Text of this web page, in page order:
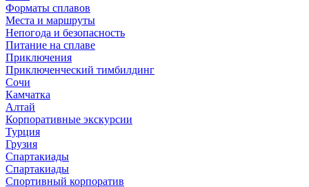
Форматы сплавов
Места и маршруты
Непогода и безопасность
Питание на сплаве
Приключения
Приключенческий тимбилдинг
Сочи
Камчатка
Алтай
Корпоративные экскурсии
Турция
Грузия
Спартакиады
Спартакиады
Спортивный корпоратив